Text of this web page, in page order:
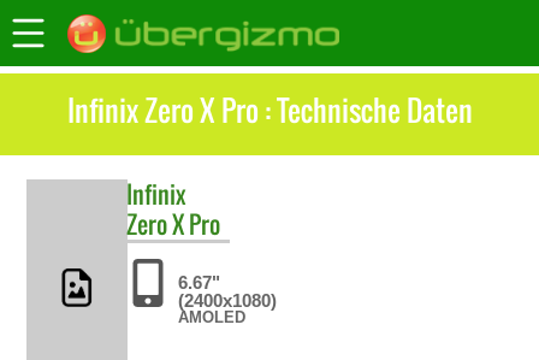
Infinix Zero X Pro : Technische Daten
Infinix
Zero X Pro
6.67"
(2400x1080)
AMOLED